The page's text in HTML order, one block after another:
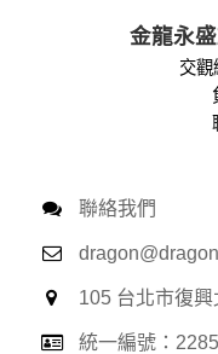
金龍永
交觀
聯絡我們
105 台北市復
統一編號：